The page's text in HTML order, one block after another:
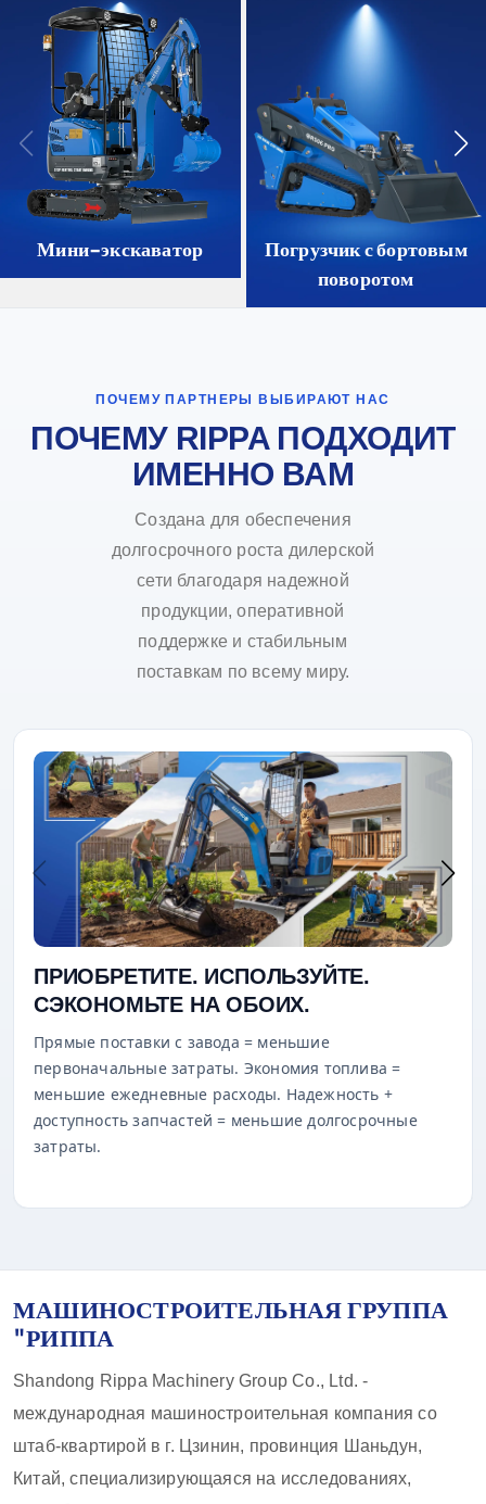
Мини-экскаватор
Погрузчик с бортовым
поворотом
ПОЧЕМУ ПАРТНЕРЫ ВЫБИРАЮТ НАС
ПОЧЕМУ RIPPA ПОДХОДИТ
ИМЕННО ВАМ
Создана для обеспечения
долгосрочного роста дилерской
сети благодаря надежной
продукции, оперативной
поддержке и стабильным
поставкам по всему миру.
ПРИОБРЕТИТЕ. ИСПОЛЬЗУЙТЕ.
СЭКОНОМЬТЕ НА ОБОИХ.
Прямые поставки с завода = меньшие
первоначальные затраты. Экономия топлива =
меньшие ежедневные расходы. Надежность +
доступность запчастей = меньшие долгосрочные
затраты.
МАШИНОСТРОИТЕЛЬНАЯ ГРУППА
"РИППА
Shandong Rippa Machinery Group Co., Ltd. -
международная машиностроительная компания со
штаб-квартирой в г. Цзинин, провинция Шаньдун,
Китай, специализирующаяся на исследованиях,